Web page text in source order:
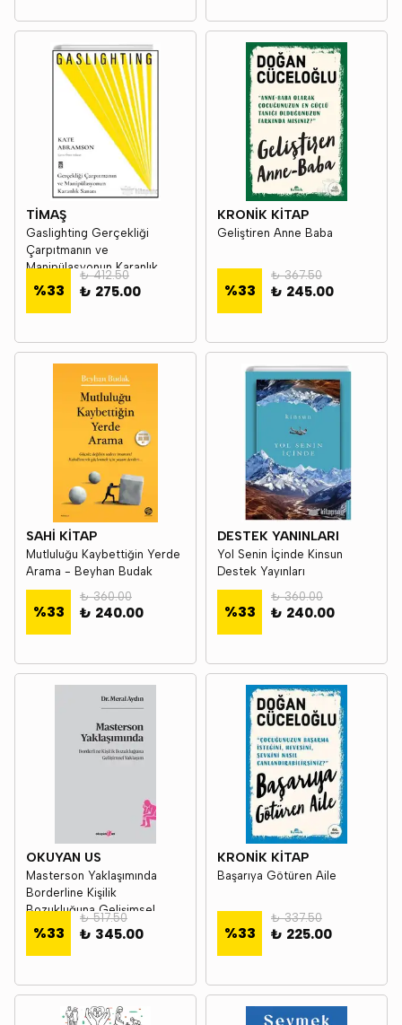
TİMAŞ
Gaslighting Gerçekliği
Çarpıtmanın ve
Manipülasyonun Karanlık
Sanatı
%33
₺ 412.50
₺ 275.00
KRONİK KİTAP
Geliştiren Anne Baba
%33
₺ 367.50
₺ 245.00
SAHİ KİTAP
Mutluluğu Kaybettiğin Yerde
Arama - Beyhan Budak
%33
₺ 360.00
₺ 240.00
DESTEK YANINLARI
Yol Senin İçinde Kinsun
Destek Yayınları
%33
₺ 360.00
₺ 240.00
OKUYAN US
Masterson Yaklaşımında
Borderline Kişilik
Bozukluğuna Gelişimsel
Yaklaşım
%33
₺ 517.50
₺ 345.00
KRONİK KİTAP
Başarıya Götüren Aile
%33
₺ 337.50
₺ 225.00